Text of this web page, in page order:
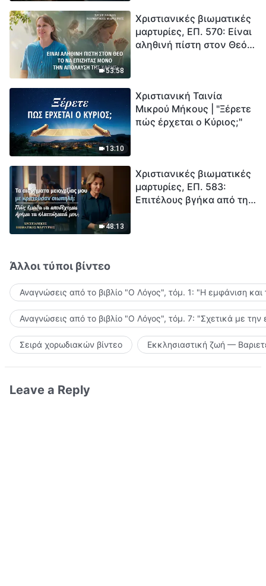
εξαφάνισης». Οι
καταστροφές χτυπούν.
Ξεκινά η αντίστροφη
53:58
Χριστιανικές βιωματικές
μαρτυρίες, ΕΠ. 570: Είναι
αληθινή πίστη στον Θεό
13:10
Χριστιανική Ταινία
Μικρού Μήκους | "Ξέρετε
πώς έρχεται ο Κύριος;"
48:13
Χριστιανικές βιωματικές
μαρτυρίες, ΕΠ. 583:
Επιτέλους βγήκα από τη
Άλλοι τύποι βίντεο
Αναγνώσεις από το βιβλίο "Ο Λόγος", τόμ. 1: "Η εμφάνιση
Αναγνώσεις από το βιβλίο "Ο Λόγος", τόμ. 7: "Σχετικά με την
Σειρά χορωδιακών βίντεο Εκκλησιαστική ζωή —
Leave a Reply